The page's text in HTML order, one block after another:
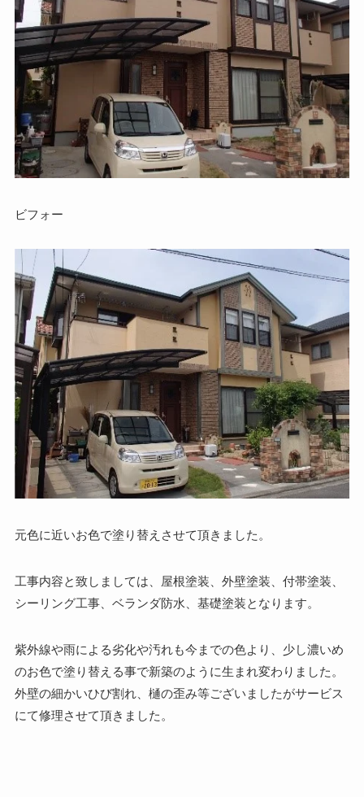
ビフォー
元色に近いお色で塗り替えさせて頂きました。
工事内容と致しましては、屋根塗装、外壁塗装、付帯塗装、
シーリング工事、ベランダ防水、基礎塗装となります。
紫外線や雨による劣化や汚れも今までの色より、少し濃いめ
のお色で塗り替える事で新築のように生まれ変わりました。
外壁の細かいひび割れ、樋の歪み等ございましたがサービス
にて修理させて頂きました。